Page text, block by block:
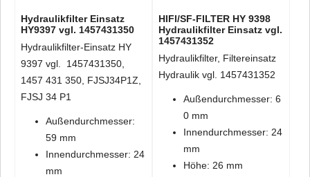
Hydraulikfilter Einsatz
HY9397 vgl. 1457431350
Hydraulikfilter-Einsatz HY
9397 vgl. 1457431350,
1457 431 350, FJSJ34P1Z,
FJSJ 34 P1
Außendurchmesser:
59 mm
Innendurchmesser: 24
mm
HIFI/SF-FILTER HY 9398
Hydraulikfilter Einsatz vgl.
1457431352
Hydraulikfilter, Filtereinsatz
Hydraulik vgl. 1457431352
Außendurchmesser: 6
0 mm
Innendurchmesser: 24
mm
Höhe: 26 mm